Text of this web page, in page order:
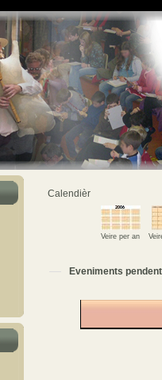
Calendièr
Veire per an
Eveniments pendent